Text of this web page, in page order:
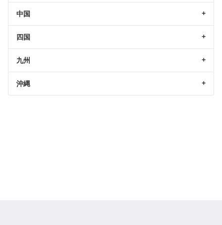
中国
四国
九州
沖縄